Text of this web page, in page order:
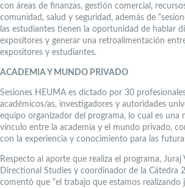
con áreas de finanzas, gestión comercial,
comunidad, salud y seguridad, además de
las estudiantes tienen la oportunidad de hablar
expositores y generar una retroalimentación
expositores y estudiantes.
ACADEMIA Y MUNDO PRIVADO
Sesiones HEUMA es dictado por 30
académicos/as, investigadores y autoridades
equipo organizador del programa, lo cual es una
vínculo entre la academia y el mundo privado,
con la experiencia y conocimiento para las
Respecto al aporte que realiza el programa, Juraj
Directional Studies y coordinador de la Cátedra
comentó que “el trabajo que estamos realizando